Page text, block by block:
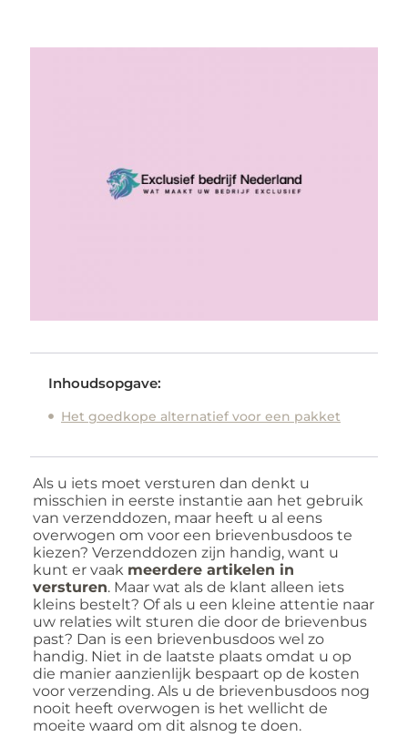
Inhoudsopgave:
Het goedkope alternatief voor een pakket
Als u iets moet versturen dan denkt u
misschien in eerste instantie aan het gebruik
van verzenddozen, maar heeft u al eens
overwogen om voor een brievenbusdoos te
kiezen? Verzenddozen zijn handig, want u
kunt er vaak meerdere artikelen in
versturen. Maar wat als de klant alleen iets
kleins bestelt? Of als u een kleine attentie naar
uw relaties wilt sturen die door de brievenbus
past? Dan is een brievenbusdoos wel zo
handig. Niet in de laatste plaats omdat u op
die manier aanzienlijk bespaart op de kosten
voor verzending. Als u de brievenbusdoos nog
nooit heeft overwogen is het wellicht de
moeite waard om dit alsnog te doen.